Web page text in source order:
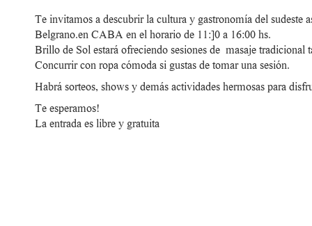
Te invitamos a descubrir la cultura y gastronomía del
Belgrano.en CABA en el horario de 11:]0 a 16:00 hs.
Brillo de Sol estará ofreciendo sesiones de masaje
Concurrir con ropa cómoda si gustas de tomar una sesión.
Habrá sorteos, shows y demás actividades hermosas para
Te esperamos!
La entrada es libre y gratuita